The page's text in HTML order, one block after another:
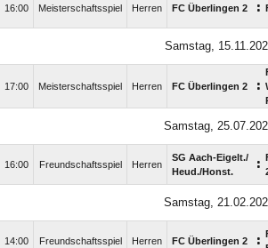
16:00 Meisterschaftsspiel Herren FC Überlingen 2 :
Samstag,
17:00 Meisterschaftsspiel Herren FC Überlingen 2 :
Samstag,
16:00 Freundschaftsspiel Herren
SG Aach-Eigelt./​
Heud./​Honst.
:
Samstag,
14:00 Freundschaftsspiel Herren FC Überlingen 2 :